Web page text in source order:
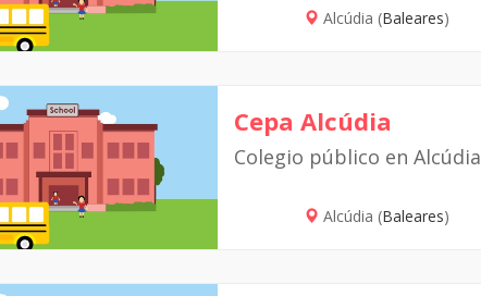
Alcúdia (Baleares)
Cepa Alcúdia
Colegio público en Alcúdia
Alcúdia (Baleares)